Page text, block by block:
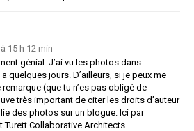
15 h 12 min
génial. J’ai vu les photos dans
quelques jours. D’ailleurs, si je peux me
(que tu n’es pas obligé de
très important de citer les droits d’auteur
des photos sur un blogue. Ici par
Turett Collaborative Architects